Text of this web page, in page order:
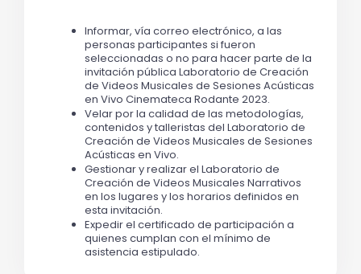
Informar, vía correo electrónico, a las
personas participantes si fueron
seleccionadas o no para hacer parte de la
invitación pública Laboratorio de Creación
de Videos Musicales de Sesiones Acústicas
en Vivo Cinemateca Rodante 2023.
Velar por la calidad de las metodologías,
contenidos y talleristas del Laboratorio de
Creación de Videos Musicales de Sesiones
Acústicas en Vivo.
Gestionar y realizar el Laboratorio de
Creación de Videos Musicales Narrativos
en los lugares y los horarios definidos en
esta invitación.
Expedir el certificado de participación a
quienes cumplan con el mínimo de
asistencia estipulado.